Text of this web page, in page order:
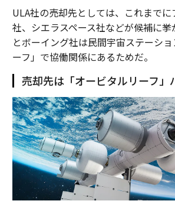
ULA社の売却先としては、これまで
社、シエラスペース社などが候補に
とボーイング社は民間宇宙ステーシ
ーフ」で協働関係にあるためだ。
売却先は「オービタルリーフ」